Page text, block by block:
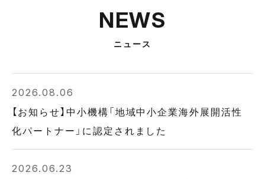
NEWS
ニュース
2026.08.06
【お知らせ】中小機構「地域中小企業海外展開活性
化パートナー」に認定されました
2026.06.23